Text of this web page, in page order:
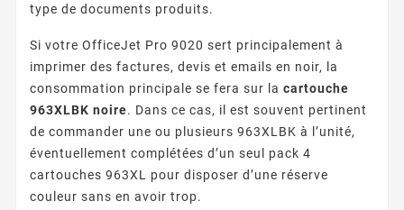
type de documents produits.
Si votre OfficeJet Pro 9020 sert principalement à
imprimer des factures, devis et emails en noir, la
consommation principale se fera sur la cartouche
963XLBK noire. Dans ce cas, il est souvent pertinent
de commander une ou plusieurs 963XLBK à l’unité,
éventuellement complétées d’un seul pack 4
cartouches 963XL pour disposer d’une réserve
couleur sans en avoir trop.